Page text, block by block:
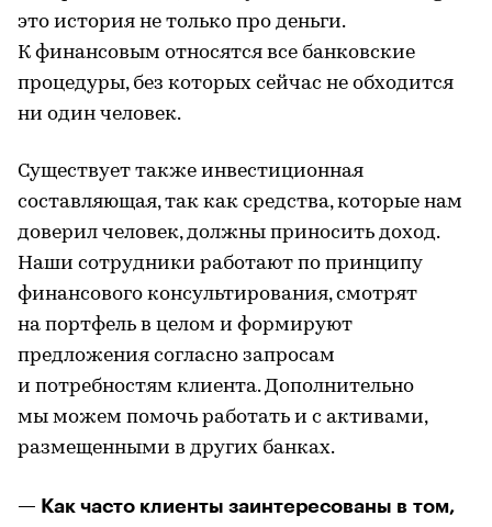
это история не только про деньги.
К финансовым относятся все банковские
процедуры, без которых сейчас не обходится
ни один человек.
Существует также инвестиционная
составляющая, так как средства, которые нам
доверил человек, должны приносить доход.
Наши сотрудники работают по принципу
финансового консультирования, смотрят
на портфель в целом и формируют
предложения согласно запросам
и потребностям клиента. Дополнительно
мы можем помочь работать и с активами,
размещенными в других банках.
— Как часто клиенты заинтересованы в том,